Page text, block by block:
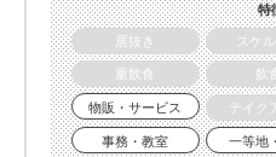
特
居抜き
スケ
重飲食
飲
物販・サービス
テイク
事務・教室
一等地